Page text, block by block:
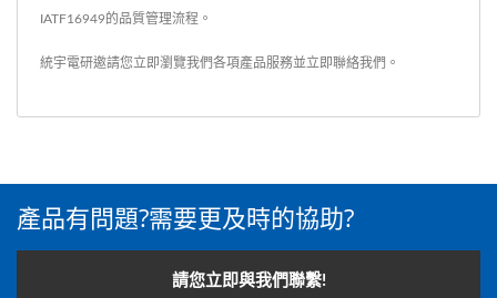
IATF16949的品質管理流程。
統宇電研邀請您立即瀏覽我們各項產品服務並 立即聯絡我們 。
產品有問題?需要更及時的協助?
請您立即與我們聯繫!